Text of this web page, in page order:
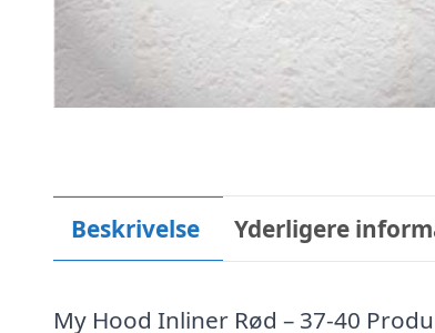
Beskrivelse Yderligere
My Hood Inliner Rød – 37-40